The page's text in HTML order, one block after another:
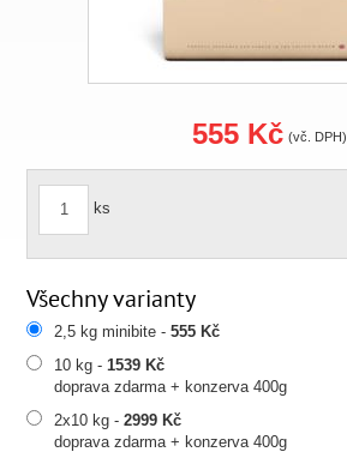
555 Kč (vč. DPH)
ks
Všechny varianty
2,5 kg minibite -555 Kč
10 kg -1539 Kč
doprava zdarma + konzerva 400g
2x10 kg -2999 Kč
doprava zdarma + konzerva 400g